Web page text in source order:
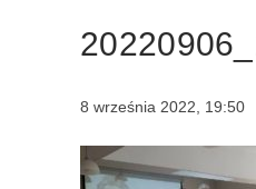
8 września 2022, 19:50